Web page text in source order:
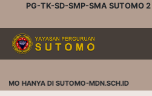
PG-TK-SD-SMP-SMA SUTOMO
HANYA DI SUTOMO-MDN.SCH.ID